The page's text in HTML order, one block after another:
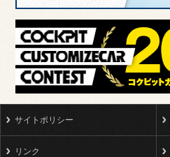
サイトポリシー
リンク